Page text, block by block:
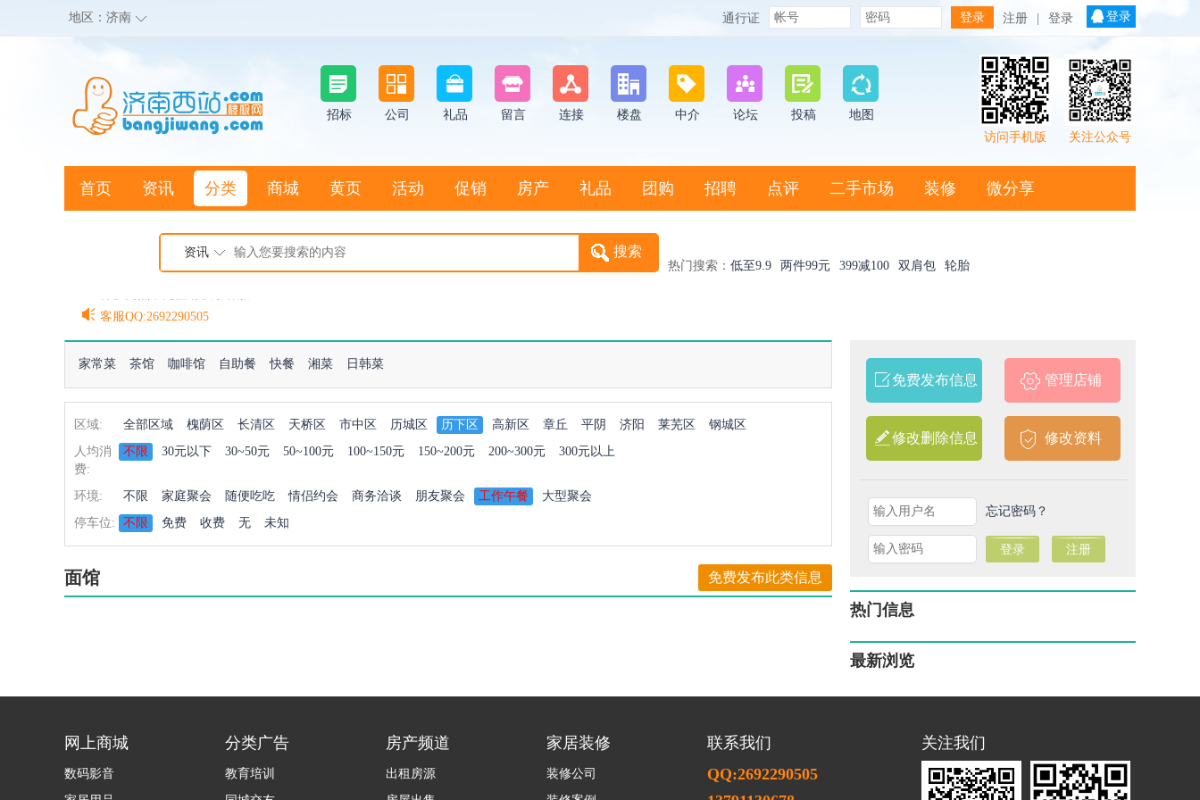
地区： 济南 通行证 注册 登录 登录
招标 公司 礼品 留言 连接 楼盘 中介 论坛 投稿
地图
关注公众号
访问手机版
首页 资讯 分类 商城 黄页 活动 促销 房产 礼品 团购 招聘 点评 二手市场 装修 微分享
资讯
热门搜索： 低至9.9 两件99元 399减100 双肩包 轮胎
棒极网点卡充值请联系客服
客服QQ:2692290505
充100送20
家常菜 茶馆 咖啡馆 自助餐 快餐 湘菜 日韩菜
区域: 全部区域 槐荫区 长清区 天桥区 市中区 历城区 历下区 高新区 章丘 平阴 济阳 莱芜区
钢城区
人均消
费:
不限 30元以下 30~50元 50~100元 100~150元 150~200元 200~300元 300元以上
环境: 不限 家庭聚会 随便吃吃 情侣约会 商务洽谈 朋友聚会 工作午餐
大型聚会
停车位:
不限 免费 收费 无 未知
面馆 免费发布此类信息
免费发布信息 管理店铺
修改删除信息 修改资料
忘记密码？
热门信息
最新浏览
网上商城
数码影音
分类广告
教育培训
房产频道
出租房源
家居装修
装修公司
联系我们
QQ:2692290505
关注我们